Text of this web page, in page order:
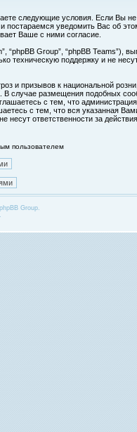
следующие условия. Если Вы
уведомить Вас об
Ваше с ними согласие.
Group”, “phpBB Teams”),
техническую поддержку и не
и призывов к национальной
В случае размещения подобных
с тем, что
с тем, что вся указанная
ответственности за
пользователем
Group.